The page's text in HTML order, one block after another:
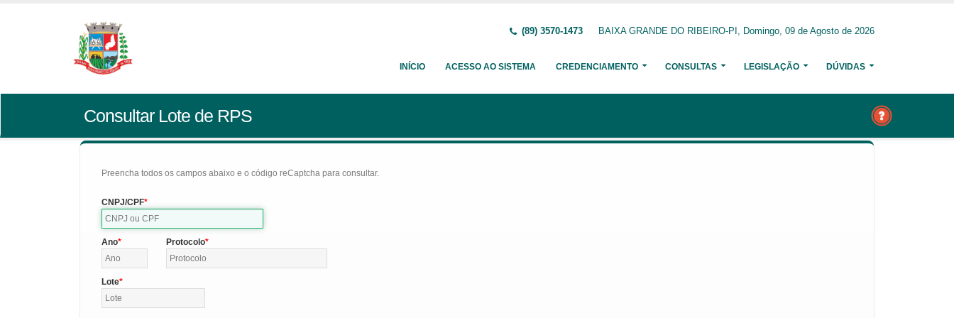
(89) 3570-1473 BAIXA GRANDE DO RIBEIRO-PI, Domingo, 09 de Agosto de 2026
INÍCIO ACESSO AO SISTEMA CREDENCIAMENTO CONSULTAS LEGISLAÇÃO DÚVIDAS
Consultar Lote de RPS
Preencha todos os campos abaixo e o código reCaptcha para consultar.
CNPJ/CPF
Ano Protocolo
Lote